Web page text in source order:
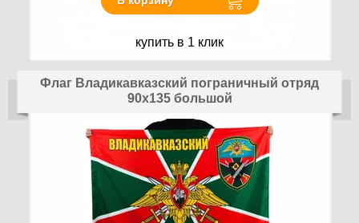
купить в 1 клик
Флаг Владикавказский пограничный отряд
90x135 большой